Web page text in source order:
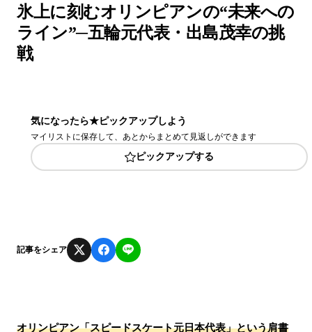
氷上に刻むオリンピアンの“未来への
ライン”─五輪元代表・出島茂幸の挑
戦
気になったら★ピックアップしよう
マイリストに保存して、あとからまとめて見返しができます
ピックアップする
記事をシェア
オリンピアン「スピードスケート元日本代表」という肩書